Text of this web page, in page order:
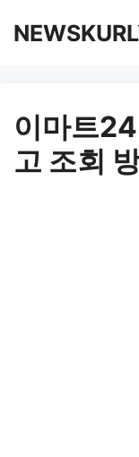
로이마트
고 조회